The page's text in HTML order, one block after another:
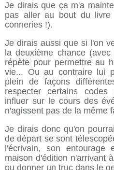
Je dirais que ça m'a
pas aller au bout du
conneries !).
Je dirais aussi que si l'on
la deuxième chance
répète pour permettre au
vie... Ou au contraire lui
plein de façons
respecter certains
influer sur le cours des
n'agissent pas de la même
Je dirais donc qu'on
de départ se sont
l'écrivain, son
maison d'édition n'arrivant
pu donner un truc dans le